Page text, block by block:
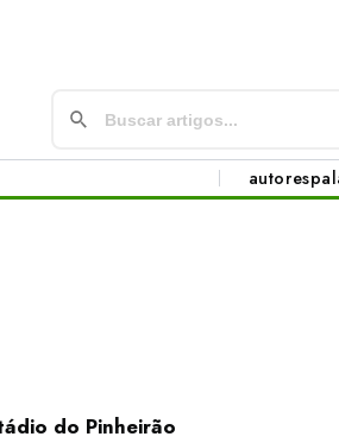
autores
do Pinheirão